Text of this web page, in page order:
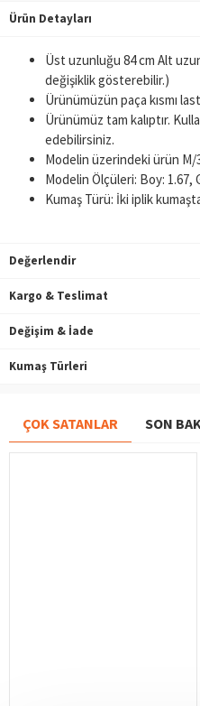
Ürün Detayları
Üst uzunluğu 84 cm Alt
değişiklik gösterebilir.)
Ürünümüzün paça kısmı
Ürünümüz tam kalıptır.
edebilirsiniz.
Modelin üzerindeki ürün M/
Modelin Ölçüleri: Boy: 1.67,
Kumaş Türü: İki iplik
Değerlendir
Kargo & Teslimat
Değişim & İade
Kumaş Türleri
ÇOK SATANLAR SON